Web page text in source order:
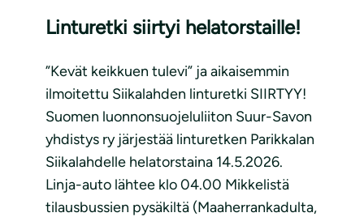
Linturetki siirtyi helatorstaille!
”Kevät keikkuen tulevi” ja aikaisemmin
ilmoitettu Siikalahden linturetki SIIRTYY!
Suomen luonnonsuojeluliiton Suur-Savon
yhdistys ry järjestää linturetken Parikkalan
Siikalahdelle helatorstaina 14.5.2026.
Linja-auto lähtee klo 04.00 Mikkelistä
tilausbussien pysäkiltä (Maaherrankadulta,